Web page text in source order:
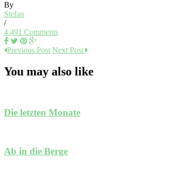
By
Stefan
/
4.491 Comments
Previous Post Next Post
You may also like
Die letzten Monate
Ab in die Berge